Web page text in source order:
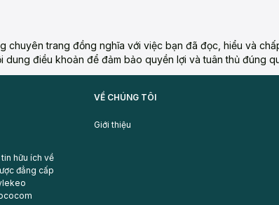
chuyên trang đồng nghĩa với việc bạn đã đọc, hiểu và
điều khoản để đảm bảo quyền lợi và tuân thủ đúng
hữu ích về
đẳng cấp
VỀ CHÚNG TÔI
Giới thiệu